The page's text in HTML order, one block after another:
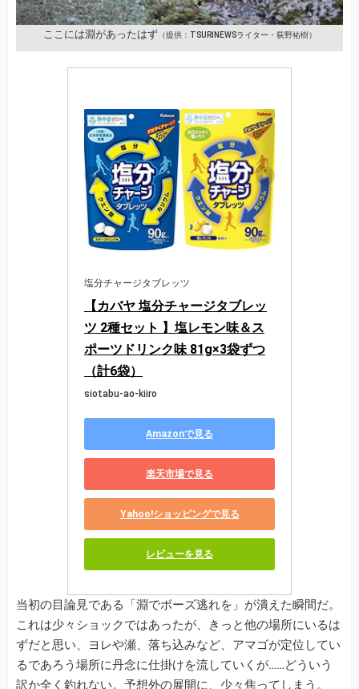
ここには淵があったはず（提供：TSURINEWSライター・荻野祐樹）
塩分チャージタブレッツ
【カバヤ 塩分チャージタブレッ
ツ 2種セット 】塩レモン味＆ス
ポーツドリンク味 81g×3袋ずつ
（計6袋）
siotabu-ao-kiiro
Amazonで見る
楽天市場で見る
Yahoo!ショッピングで見る
レビューを見る
当初の目論見である「淵でボーズ逃れを」が潰えた瞬間だ。
これは少々ショックではあったが、きっと他の場所にいるは
ずだと思い、ヨレや瀬、落ち込みなど、アマゴが定位してい
るであろう場所に丹念に仕掛けを流していくが……どういう
訳か全く釣れない。予想外の展開に、少々焦ってしまう。